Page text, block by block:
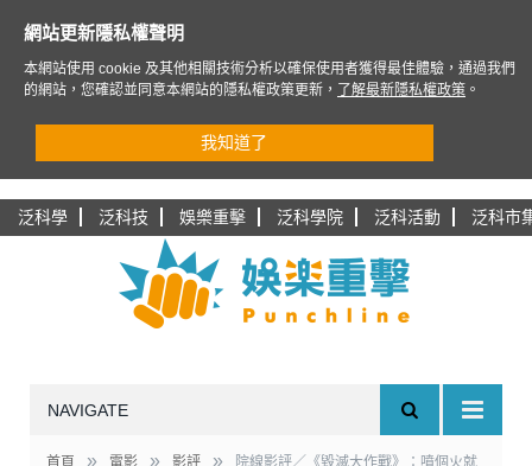
泛科學 泛科技 娛樂重擊 泛科學院 泛科活動 泛科市
NAVIGATE
首頁 » 電影 » 影評 »
院線影評／《毀滅大作戰》：噴個火就
網站更新隱私權聲明
本網站使用 cookie 及其他相關技術分析以確保使用者獲得最佳體驗，通過我們
的網站，您確認並同意本網站的隱私權政策更新，
了解最新隱私權政策 。
我知道了